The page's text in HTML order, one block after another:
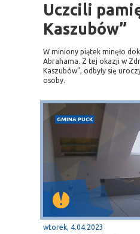
Uczcili
Kaszubów”
W miniony piątek minęło
Abrahama. Z tej okazji w
Kaszubów”, odbyły się
osoby.
GMINA PUCK
wtorek, 4.04.2023